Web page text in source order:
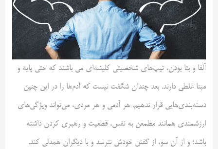
آلفا و بتا بودن، تیپ‌های شخصیتی کلیشه‌ای می باشند که حتی پایه و
مبنا غلطی دارند. بعد چندان شگفت نیست که آدم‌ها را در این چنین
دسته‌بندی‌هایی قرار ندهیم. هر آدمی و هر مردی، می‌تواند ویژگی‌های
ارزشمندی همانند مطمعن به نفس، قطعیت و رهبری کردن داشته
باشد؛ و از آن سو، از گفتن خودش نترسد و با دیگران همدلی کند.